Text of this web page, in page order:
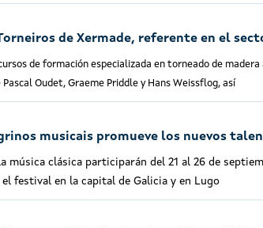
de Xermade, referente en el
de formación especializada en torneado de
Oudet, Graeme Priddle y Hans Weissflog, así
musicais promueve los nuevos
música clásica participarán del 21 al 26 de
festival en la capital de Galicia y en Lugo